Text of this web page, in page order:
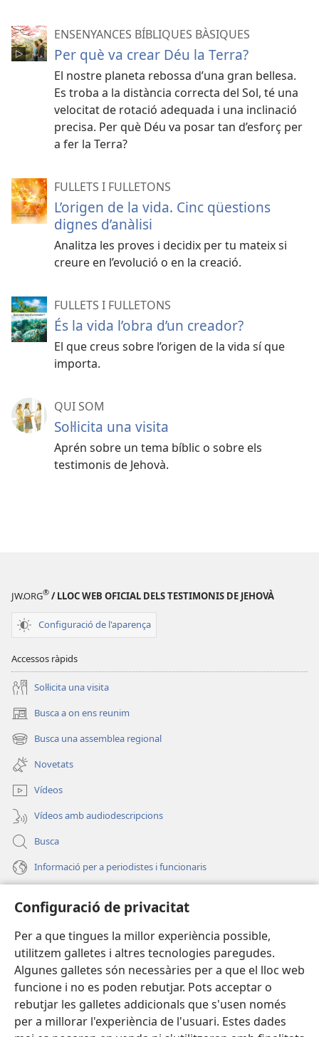
Configuració de privacitat
Per a que tingues la millor experiència possible,
utilitzem galletes i altres tecnologies paregudes.
Algunes galletes són necessàries per a que el lloc web
funcione i no es poden rebutjar. Pots acceptar o
rebutjar les galletes addicionals que s'usen només
per a millorar l'experiència de l'usuari. Estes dades
ENSENYANCES BÍBLIQUES BÀSIQUES
Per què va crear Déu la Terra?
El nostre planeta rebossa d’una gran bellesa.
Es troba a la distància correcta del Sol, té una
velocitat de rotació adequada i una inclinació
precisa. Per què Déu va posar tan d’esforç per
a fer la Terra?
FULLETS I FULLETONS
L’origen de la vida. Cinc qüestions
dignes d’anàlisi
Analitza les proves i decidix per tu mateix si
creure en l’evolució o en la creació.
FULLETS I FULLETONS
És la vida l’obra d’un creador?
El que creus sobre l’origen de la vida sí que
importa.
QUI SOM
Soŀlicita una visita
Aprén sobre un tema bíblic o sobre els
testimonis de Jehovà.
JW.ORG® / LLOC WEB OFICIAL DELS TESTIMONIS DE JEHOVÀ
Configuració de l'aparença
Accessos ràpids
Soŀlicita una visita
Busca a on ens reunim
(obri
en
una
finestra
nova)
Busca una assemblea regional
(obri
en
una
finestra
nova)
Novetats
Vídeos
Vídeos amb audiodescripcions
Busca
Informació per a periodistes i funcionaris
(obri
en
finestra
nova)
BIBLIOTECA EN LÍNIA Watchtower™
(obri
en
una
finestra
nova)
JW Hub
(obri
en
una
®